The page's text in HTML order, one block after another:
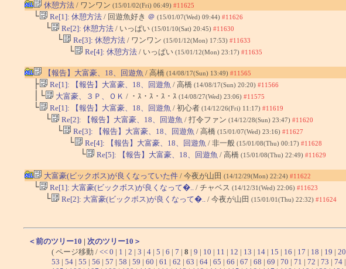
休憩方法/ ワンワン (15/01/02(Fri) 06:49) #11625
└ Re[1]: 休憩方法/ 回遊魚好き ＠ (15/01/07(Wed) 09:44) #11626
└ Re[2]: 休憩方法/ いっぱい (15/01/10(Sat) 20:45) #11630
└ Re[3]: 休憩方法/ ワンワン (15/01/12(Mon) 17:53) #11633
└ Re[4]: 休憩方法/ いっぱい (15/01/12(Mon) 23:17) #11635
【報告】大富豪、18、回遊魚 / 高橋 (14/08/17(Sun) 13:49) #11565
├ Re[1]: 【報告】大富豪、18、回遊魚 / 高橋 (14/08/17(Sun) 20:20) #11566
│└ 大富豪、３Ｐ、ＯＫ / ・ｽ・ｽ・ｽ・ｽ (14/08/27(Wed) 23:06) #11575
└ Re[1]: 【報告】大富豪、18、回遊魚 / 初心者 (14/12/26(Fri) 11:17) #11619
└ Re[2]: 【報告】大富豪、18、回遊魚 / 打令ファン (14/12/28(Sun) 23:47) #11620
└ Re[3]: 【報告】大富豪、18、回遊魚 / 高橋 (15/01/07(Wed) 23:16) #11627
└ Re[4]: 【報告】大富豪、18、回遊魚 / 非一般 (15/01/08(Thu) 00:17) #11628
└ Re[5]: 【報告】大富豪、18、回遊魚 / 高橋 (15/01/08(Thu) 22:49) #11629
大富豪(ビックボス)が良くなっていた件/ 今夜が山田 (14/12/29(Mon) 22:24) #11622
└ Re[1]: 大富豪(ビックボス)が良くなって�../ チャベス (14/12/31(Wed) 22:06) #11623
└ Re[2]: 大富豪(ビックボス)が良くなって�../ 今夜が山田 (15/01/01(Thu) 22:32) #11624
＜前のツリー10 | 次のツリー10＞
( ページ移動 / << 0 | 1 | 2 | 3 | 4 | 5 | 6 | 7 | 8 | 9 | 10 | 11 | 12 | 13 | 14 | 15 | 16 | 17 | 18 | 19 | 20
53 | 54 | 55 | 56 | 57 | 58 | 59 | 60 | 61 | 62 | 63 | 64 | 65 | 66 | 67 | 68 | 69 | 70 | 71 | 72 | 73 | 74 |